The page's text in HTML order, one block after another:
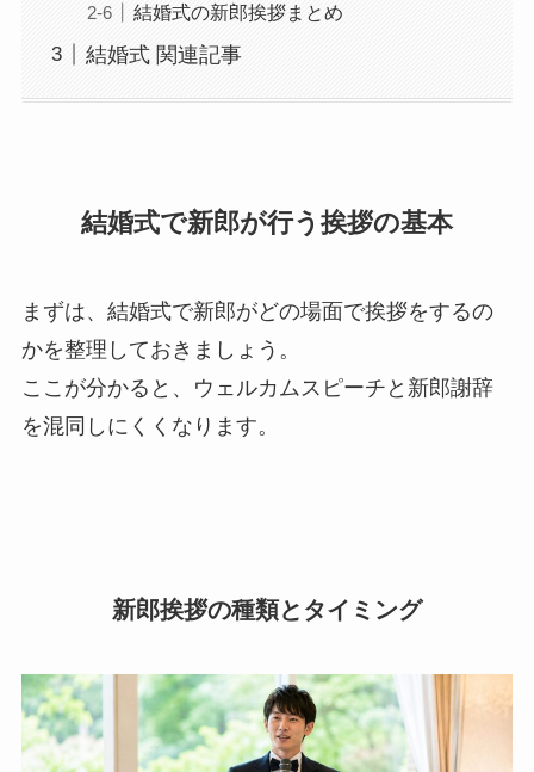
結婚式の新郎挨拶まとめ
結婚式 関連記事
結婚式で新郎が行う挨拶の基本
まずは、結婚式で新郎がどの場面で挨拶をするの
かを整理しておきましょう。
ここが分かると、ウェルカムスピーチと新郎謝辞
を混同しにくくなります。
新郎挨拶の種類とタイミング